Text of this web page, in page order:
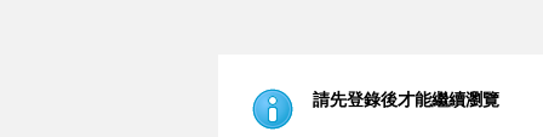
索
請先登錄後才能繼續瀏覽